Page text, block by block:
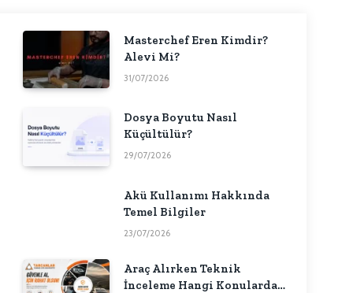
Masterchef Eren Kimdir?
Alevi Mi?
31/07/2026
Dosya Boyutu Nasıl
Küçültülür?
29/07/2026
Akü Kullanımı Hakkında
Temel Bilgiler
23/07/2026
Araç Alırken Teknik
İnceleme Hangi Konularda